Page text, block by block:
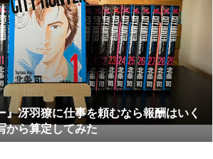
』冴羽獠に仕事を頼むなら報酬はいく
ら算定してみた